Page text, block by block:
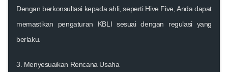
Dengan berkonsultasi kepada ahli, seperti Hive Five , Anda dapat
memastikan pengaturan KBLI sesuai dengan regulasi yang
berlaku.
3. Menyesuaikan Rencana Usaha